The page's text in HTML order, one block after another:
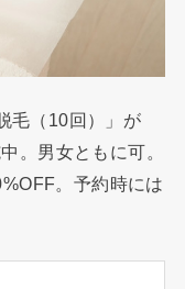
毛（10回）」が
。男女ともに可。
。予約時には